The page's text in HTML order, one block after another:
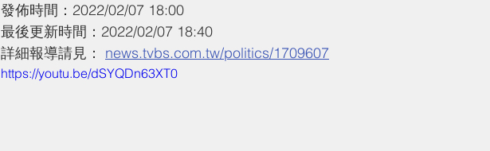
發佈時間：2022/02/07 18:00
最後更新時間：2022/02/07 18:40
詳細報導請見： news.tvbs.com.tw/politics/1709607
https://youtu.be/dSYQDn63XT0